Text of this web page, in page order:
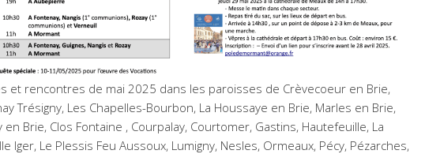
et rencontres de mai 2025 dans les paroisses de Crèvecoeur en Brie,
Trésigny, Les Chapelles-Bourbon, La Houssaye en Brie, Marles en Brie,
en Brie, Clos Fontaine , Courpalay, Courtomer, Gastins, Hautefeuille, La
Iger, Le Plessis Feu Aussoux, Lumigny, Nesles, Ormeaux, Pécy, Pézarches,